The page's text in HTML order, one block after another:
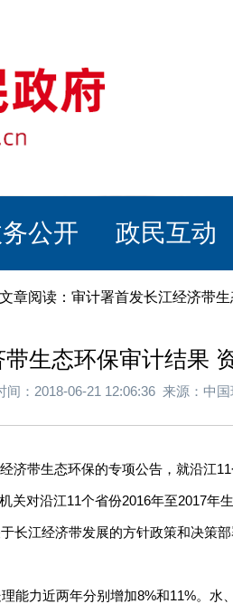
公开 政民互动
章阅读：审计署首发长江经济带
生态环保审计结果
间：2018-06-21 12:06:36 来源：中
生态环保的专项公告，就沿江11
对沿江11个省份2016年至2017年
江经济带发展的方针政策和决策
力近两年分别增加8%和11%。水